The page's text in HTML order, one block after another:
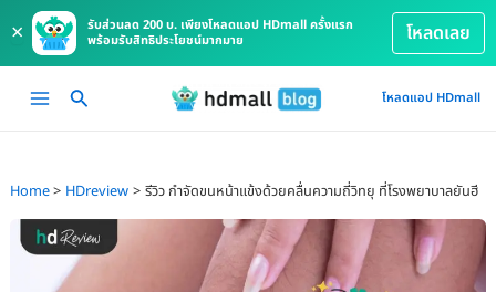
×
รับส่วนลด 200 บ. เพียงโหลดแอป HDmall ครั้งแรก
พร้อมรับสิทธิประโยชน์มากมาย
โหลดเลย
Main
โหลดแอป HDmall
Home HDreview รีวิว กำจัดขนหน้าแข้งด้วยคลื่นความถี่วิทยุ ที่โรงพยาบาลยันฮี